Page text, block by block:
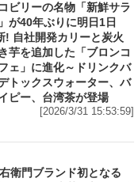
ビリーの名物「新鮮サラ
が40年ぶりに明日1日
! 自社開発カリーと炭火
芋を追加した「ブロンコ
ェ」に進化～ドリンクバ
トックスウォーター、バ
ピー、台湾茶が登場
[2026/3/31 15:53:59]
衛門ブランド初となる